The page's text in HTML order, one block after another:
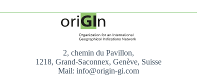
2, chemin du Pavillon,
1218, Grand-Saconnex, Genève, Suisse
Mail: info@origin-gi.com